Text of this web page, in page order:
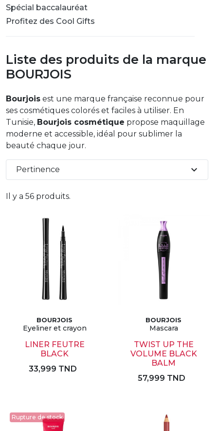
Spécial baccalauréat
Profitez des Cool Gifts
Liste des produits de la marque
BOURJOIS
Bourjois est une marque française reconnue pour
ses cosmétiques colorés et faciles à utiliser. En
Tunisie, Bourjois cosmétique propose maquillage
moderne et accessible, idéal pour sublimer la
beauté chaque jour.
Il y a 56 produits.
Pertinence expand_more
BOURJOIS
Eyeliner et crayon
LINER FEUTRE
BLACK
33,999 TND
BOURJOIS
Mascara
TWIST UP THE
VOLUME BLACK
BALM
57,999 TND
Rupture de stock